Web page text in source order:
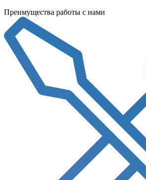
Преимущества работы с нами